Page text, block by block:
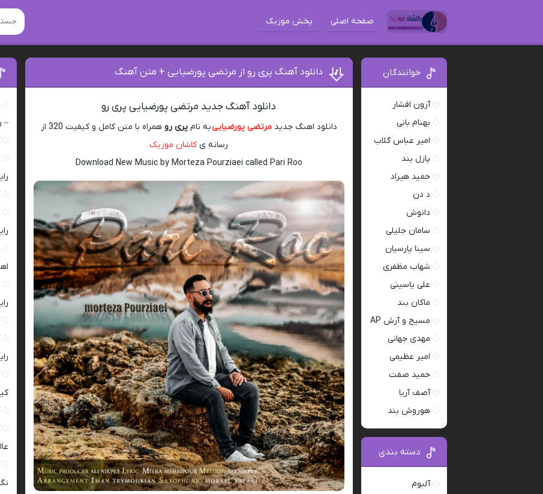
صفحه اصلی پخش موزیک
دانلود آهنگ پری رو از مرتضی پورضیایی + متن آهنگ
دانلود آهنگ جدید مرتضی پورضیایی پری رو
دانلود اهنگ جدیدمرتضی پورضیاییبه نامپری رو
همراه با متن کامل و کیفیت 320 از
رسانه ی کاشان موزیک
Download New Music by Morteza Pourziaei called Pari Roo
خوانندگان
آرون افشار
بهنام بانی
امیر عباس گلاب
پازل بند
حمید هیراد
د دن
دانوش
سامان جلیلی
سینا پارسیان
شهاب مظفری
علی یاسینی
ماکان بند
مسیح و آرش AP
مهدی جهانی
امیر عظیمی
حمید صفت
آصف آریا
هوروش بند
دسته بندی
آلبوم
–